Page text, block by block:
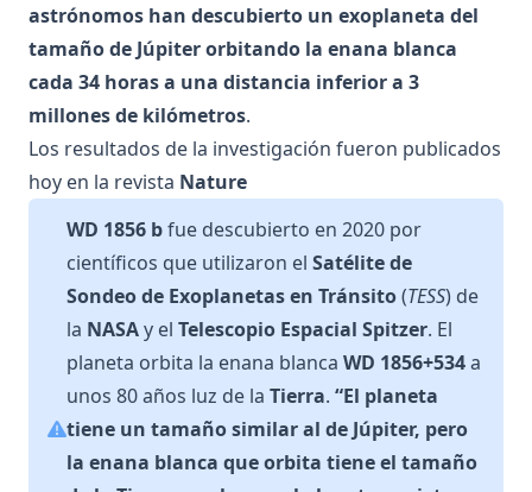
astrónomos han descubierto un exoplaneta del
tamaño de Júpiter orbitando la enana blanca
cada 34 horas a una distancia inferior a 3
millones de kilómetros.
Los resultados de la investigación fueron publicados
hoy en la revista Nature
WD 1856 bfue descubierto en 2020 por
científicos que utilizaron el Satélite de
Sondeo de Exoplanetas en Tránsito(TESS) de
la NASAy el Telescopio Espacial Spitzer. El
planeta orbita la enana blanca WD 1856+534a
unos 80 años luz de la Tierra. “El planeta
tiene un tamaño similar al de Júpiter, pero
la enana blanca que orbita tiene el tamaño